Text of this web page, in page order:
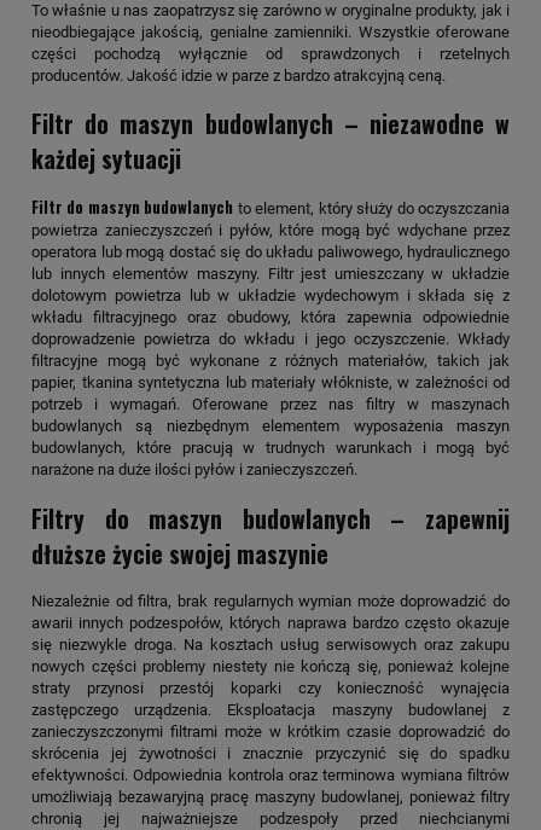
To właśnie u nas zaopatrzysz się zarówno w oryginalne produkty, jak i
nieodbiegające jakością, genialne zamienniki. Wszystkie oferowane
części pochodzą wyłącznie od sprawdzonych i rzetelnych
producentów. Jakość idzie w parze z bardzo atrakcyjną ceną.
Filtr do maszyn budowlanych – niezawodne w
każdej sytuacji
Filtr do maszyn budowlanych to element, który służy do oczyszczania
powietrza zanieczyszczeń i pyłów, które mogą być wdychane przez
operatora lub mogą dostać się do układu paliwowego, hydraulicznego
lub innych elementów maszyny. Filtr jest umieszczany w układzie
dolotowym powietrza lub w układzie wydechowym i składa się z
wkładu filtracyjnego oraz obudowy, która zapewnia odpowiednie
doprowadzenie powietrza do wkładu i jego oczyszczenie. Wkłady
filtracyjne mogą być wykonane z różnych materiałów, takich jak
papier, tkanina syntetyczna lub materiały włókniste, w zależności od
potrzeb i wymagań. Oferowane przez nas filtry w maszynach
budowlanych są niezbędnym elementem wyposażenia maszyn
budowlanych, które pracują w trudnych warunkach i mogą być
narażone na duże ilości pyłów i zanieczyszczeń.
Filtry do maszyn budowlanych – zapewnij
dłuższe życie swojej maszynie
Niezależnie od filtra, brak regularnych wymian może doprowadzić do
awarii innych podzespołów, których naprawa bardzo często okazuje
się niezwykle droga. Na kosztach usług serwisowych oraz zakupu
nowych części problemy niestety nie kończą się, ponieważ kolejne
straty przynosi przestój koparki czy konieczność wynajęcia
zastępczego urządzenia. Eksploatacja maszyny budowlanej z
zanieczyszczonymi filtrami może w krótkim czasie doprowadzić do
skrócenia jej żywotności i znacznie przyczynić się do spadku
efektywności. Odpowiednia kontrola oraz terminowa wymiana filtrów
umożliwiają bezawaryjną pracę maszyny budowlanej, ponieważ filtry
chronią jej najważniejsze podzespoły przed niechcianymi